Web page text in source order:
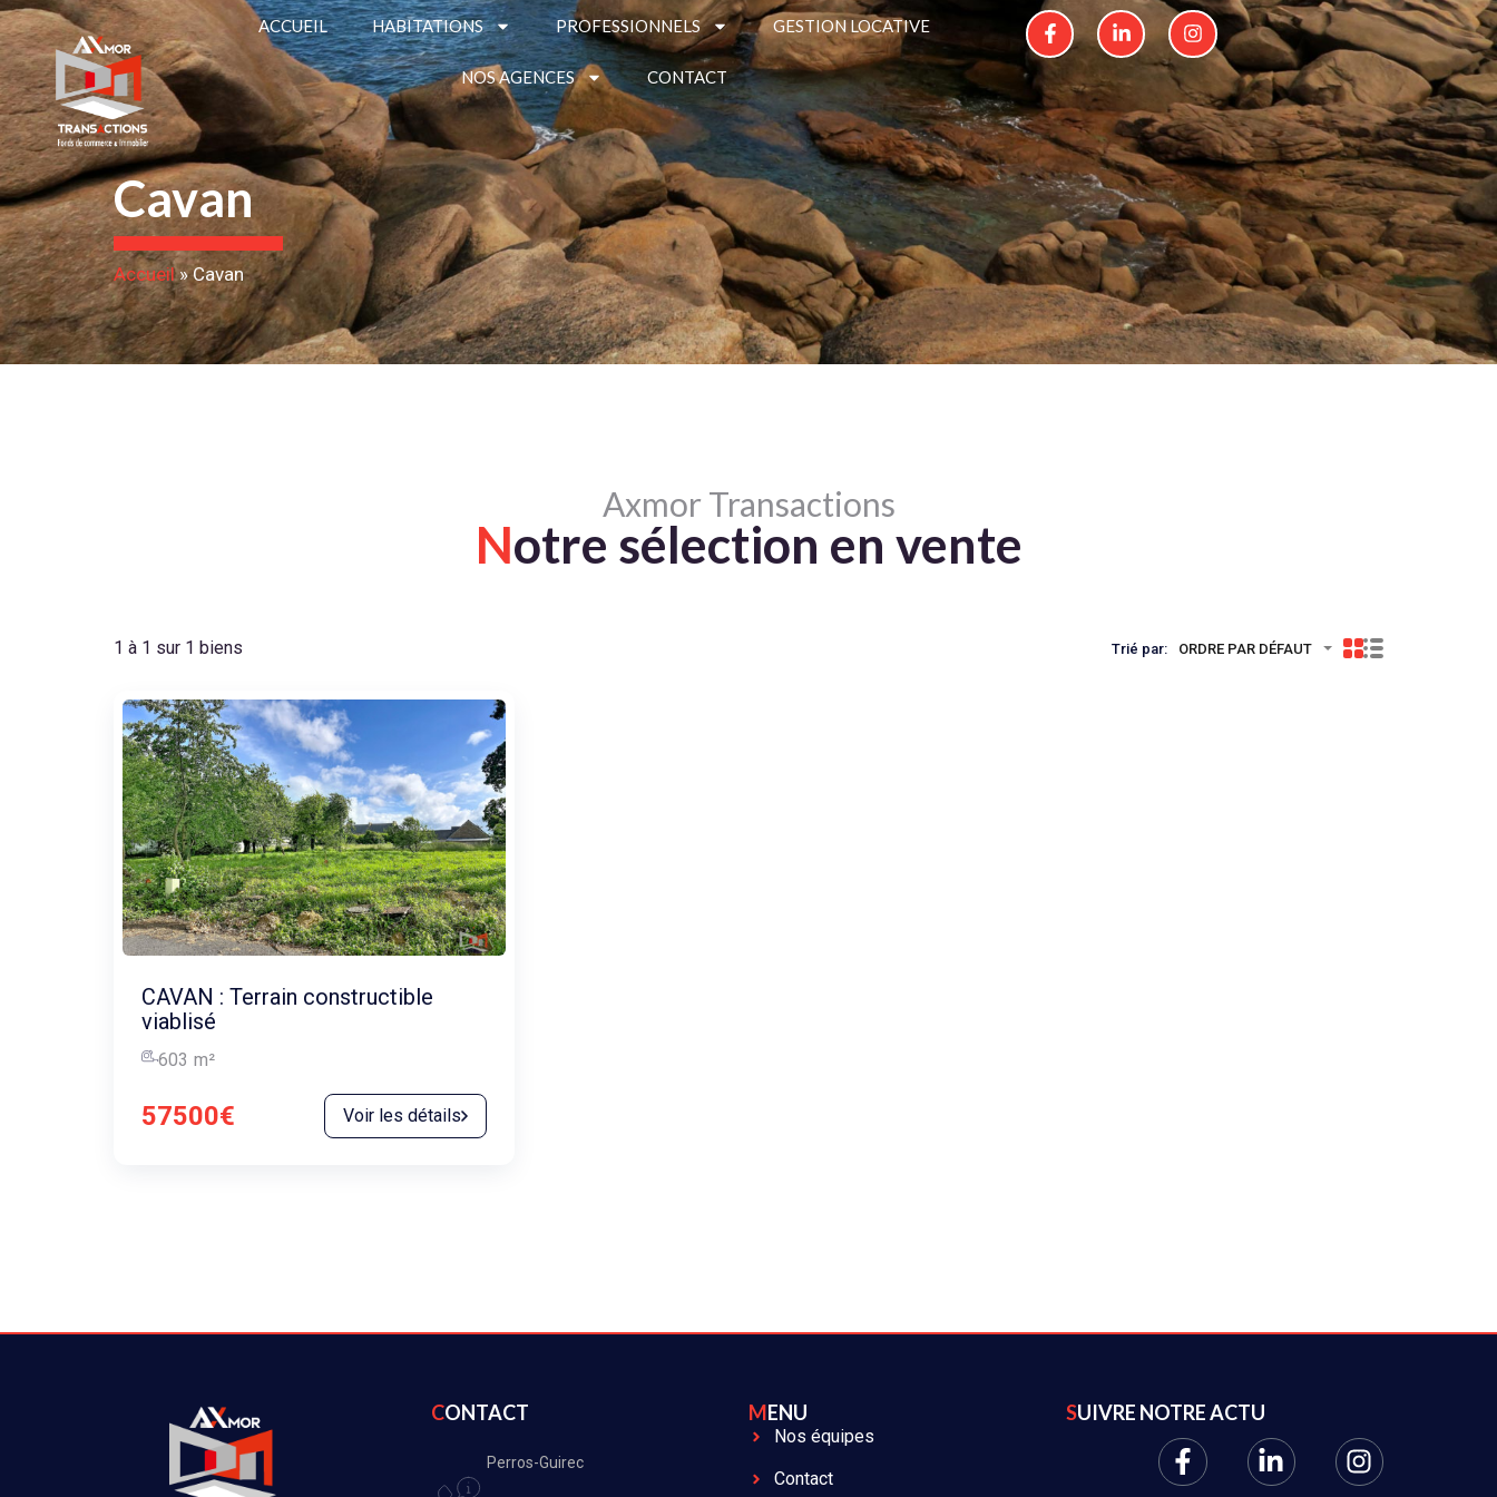
ACCUEIL HABITATIONS PROFESSIONNELS GESTION LOCATIVE
NOS AGENCES CONTACT
Cavan
Accueil»Cavan
Axmor Transactions
Notre sélection en vente
1 à 1 sur 1 biens Trié par: ORDRE PAR DÉFAUT
CAVAN : Terrain constructible
viablisé
603 m²
57500€ Voir les détails
CONTACT
Perros-Guirec
MENU
Nos équipes
Contact
SUIVRE NOTRE ACTU